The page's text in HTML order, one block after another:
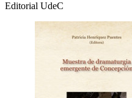
Editorial UdeC